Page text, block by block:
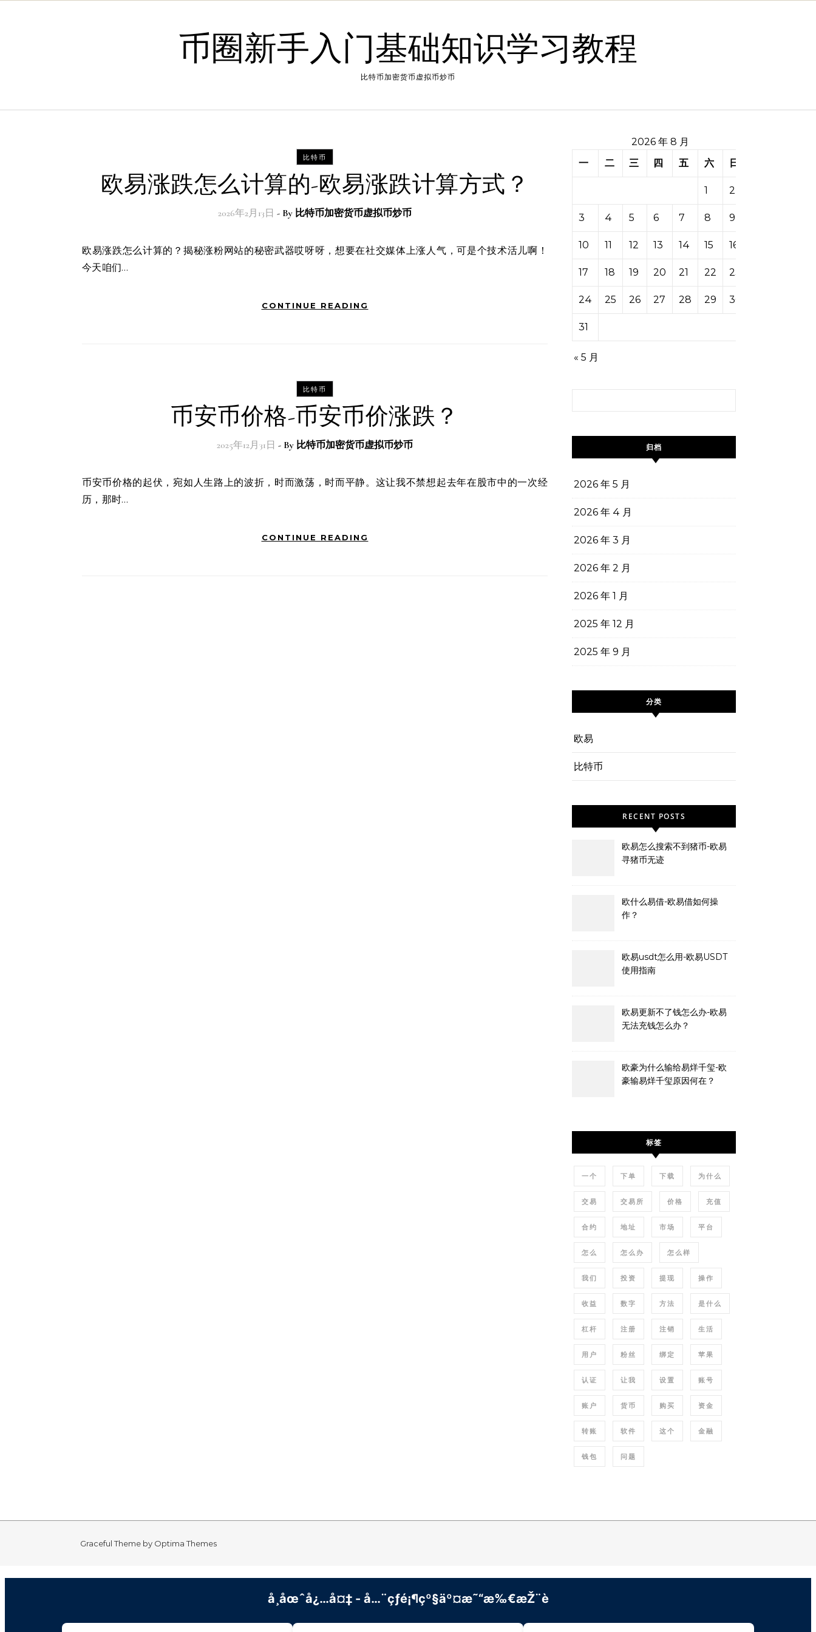
币圈新手入门基础知识学习教程
比特币加密货币虚拟币炒币
比特币
欧易涨跌怎么计算的-欧易涨跌计算方式？
2026年2月13日 - By 比特币加密货币虚拟币炒币
欧易涨跌怎么计算的？揭秘涨粉网站的秘密武器哎呀呀，想要在社交媒体上涨人气，可是个技术活儿啊！
今天咱们…
CONTINUE READING
比特币
币安币价格-币安币价涨跌？
2025年12月31日 - By 比特币加密货币虚拟币炒币
币安币价格的起伏，宛如人生路上的波折，时而激荡，时而平静。这让我不禁想起去年在股市中的一次经
历，那时…
CONTINUE READING
2026 年 8 月
一
二 三 四 五 六 日
1 2
3 4 5 6 7 8 9
10 11 12 13 14 15 16
17 18 19 20 21 22 23
24 25 26 27 28 29 30
31
« 5 月
归档
2026 年 5 月
2026 年 4 月
2026 年 3 月
2026 年 2 月
2026 年 1 月
2025 年 12 月
2025 年 9 月
分类
欧易
比特币
RECENT POSTS
欧易怎么搜索不到猪币-欧易
寻猪币无迹
欧什么易借-欧易借如何操
作？
欧易usdt怎么用-欧易USDT
使用指南
欧易更新不了钱怎么办-欧易
无法充钱怎么办？
欧豪为什么输给易烊千玺-欧
豪输易烊千玺原因何在？
标签
一个 下单 下载 为什么
交易 交易所 价格 充值
合约 地址 市场 平台
怎么 怎么办 怎么样
我们 投资 提现 操作
收益 数字 方法 是什么
杠杆 注册 注销 生活
用户 粉丝 绑定 苹果
认证 让我 设置 账号
账户 货币 购买 资金
转账 软件 这个 金融
钱包 问题
Graceful Theme by Optima Themes